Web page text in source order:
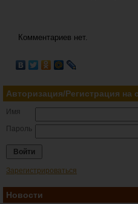
Комментариев нет.
Авторизация/Регистрация на
Имя
Пароль
Зарегистрироваться
Новости